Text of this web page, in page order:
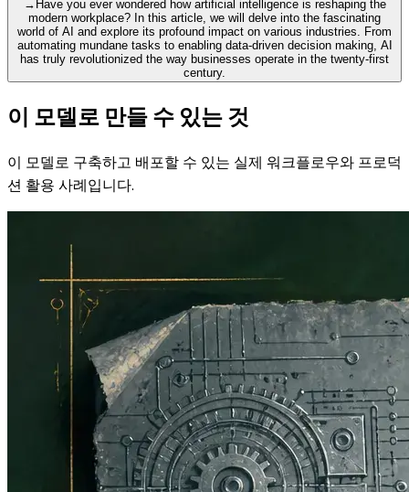
→ Have you ever wondered how artificial intelligence is reshaping the
modern workplace? In this article, we will delve into the fascinating
world of AI and explore its profound impact on various industries. From
automating mundane tasks to enabling data-driven decision making, AI
has truly revolutionized the way businesses operate in the twenty-first
century.
이 모델로 만들 수 있는 것
이 모델로 구축하고 배포할 수 있는 실제 워크플로우와 프로덕
션 활용 사례입니다.